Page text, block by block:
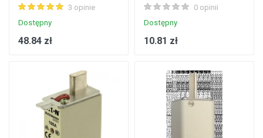
3 opinie
Dostępny
48.84 zł
0 opinii
Dostępny
10.81 zł